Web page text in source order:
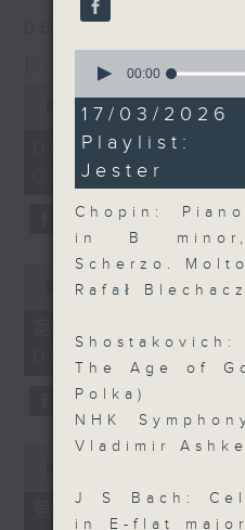
curates the
tune in, and
06/08/2026
First Notes
seconds
minutes,
00:00
06/08/2026 -
07:00 - 10:00)
seconds
minutes,
seconds
00:00
08:00)
minutes,
第二部份 Part
seconds
14
minutes,
20
seconds
00:00
17/03/
Playlist:
Jester
Chopin:
in B
Scherzo.
Rafał
The Age of
Polka)
NHK
Vladimir
J S Bach:
in E-flat